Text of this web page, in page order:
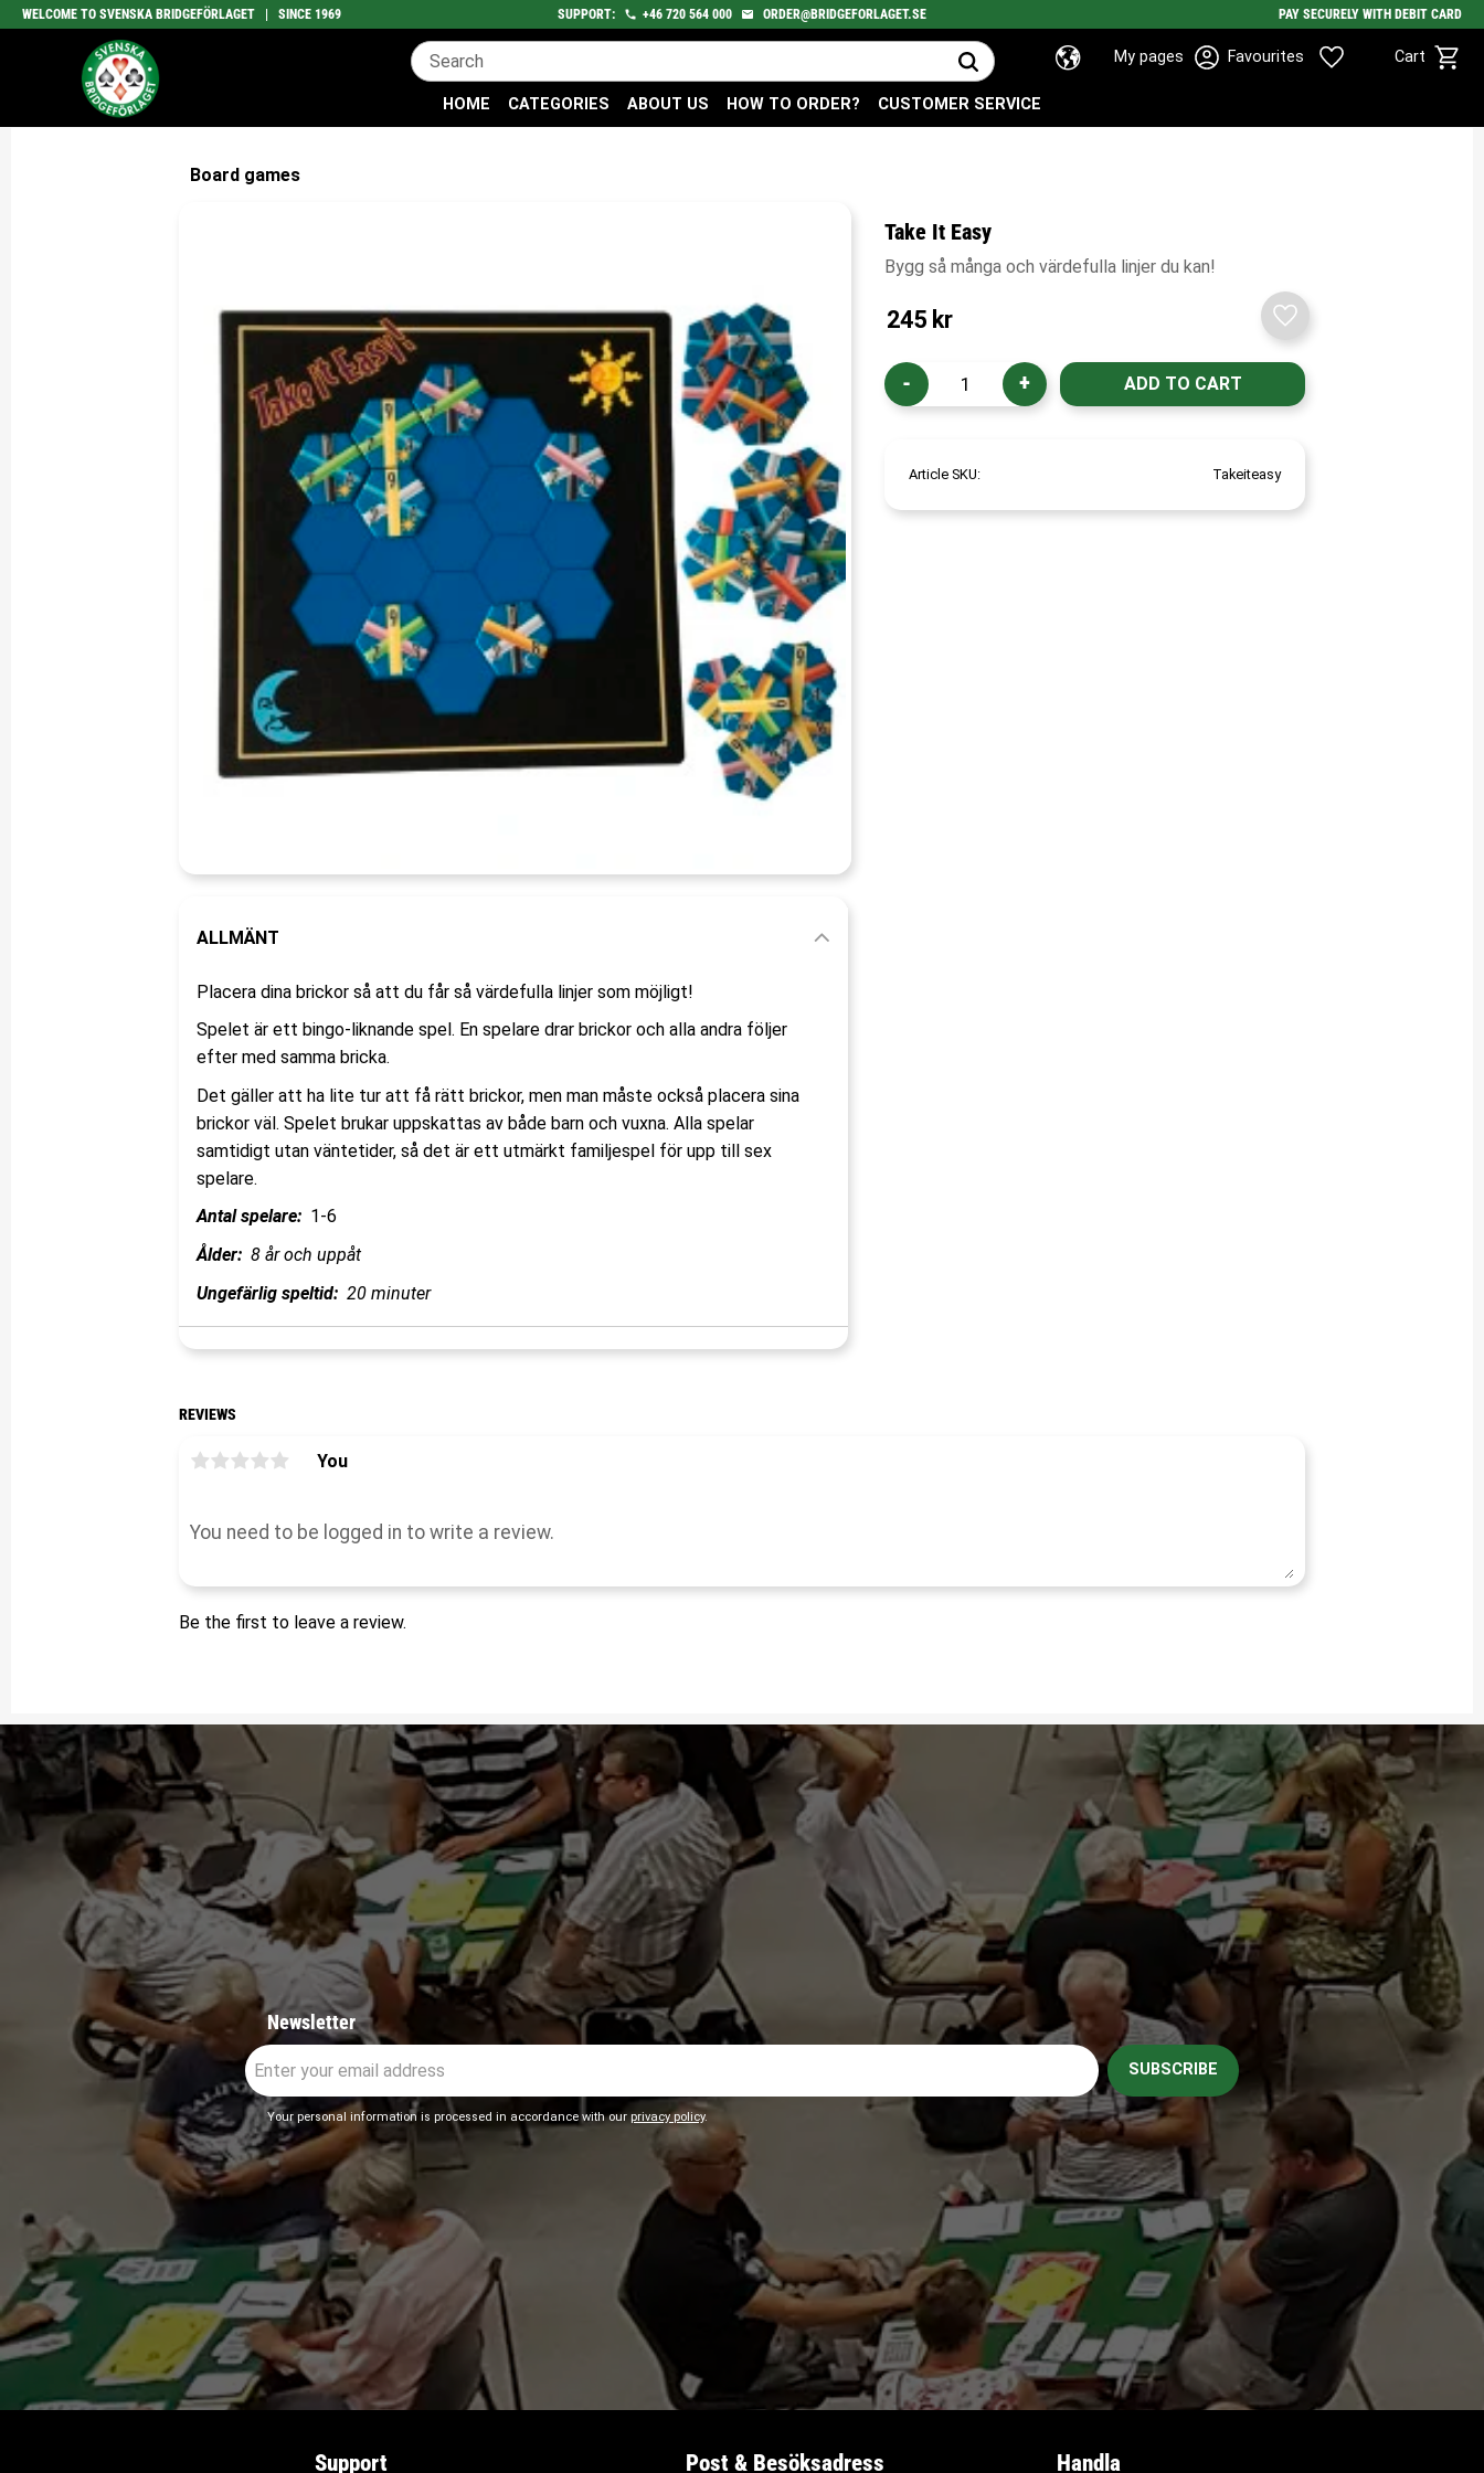
WELCOME TO SVENSKA BRIDGEFÖRLAGET | SINCE 1969 SUPPORT: +46 720 564 000 ORDER@BRIDGEFORLAGET.SE PAY SECURELY WITH DEBIT CARD
My pages Favourites Cart
Favorites Basket
HOME CATEGORIES ABOUT US HOW TO ORDER? CUSTOMER SERVICE
Board games
Take It Easy
Bygg så många och värdefulla linjer du kan!
245 kr
+
-
Add to favorites
Article SKU Takeiteasy
ALLMÄNT
Placera dina brickor så att du får så värdefulla linjer som möjligt!
Spelet är ett bingo-liknande spel. En spelare drar brickor och alla andra följer
efter med samma bricka.
Det gäller att ha lite tur att få rätt brickor, men man måste också placera sina
brickor väl. Spelet brukar uppskattas av både barn och vuxna. Alla spelar
samtidigt utan väntetider, så det är ett utmärkt familjespel för upp till sex
spelare.
Antal spelare: 1-6
Ålder: 8 år och uppåt
Ungefärlig speltid: 20 minuter
REVIEWS
You
Be the first to leave a review.
Newsletter
SUBSCRIBE
Your personal information is processed in accordance with ourprivacy policy.
Support Post & Besöksadress Handla